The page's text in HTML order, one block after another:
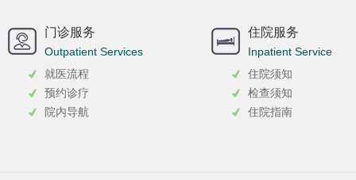
门诊服务
Outpatient Services
就医流程
预约诊疗
院内导航
住院服务
Inpatient Service
住院须知
检查须知
住院指南